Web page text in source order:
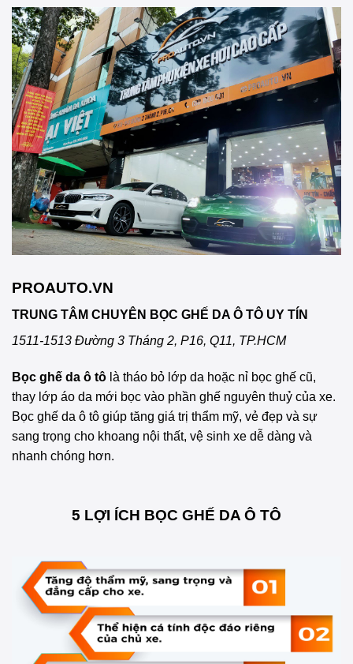
PROAUTO.VN
TRUNG TÂM CHUYÊN BỌC GHẾ DA Ô TÔ UY TÍN
1511-1513 Đường 3 Tháng 2, P16, Q11, TP.HCM
Bọc ghế da ô tô là tháo bỏ lớp da hoặc nỉ bọc ghế cũ,
thay lớp áo da mới bọc vào phần ghế nguyên thuỷ của xe.
Bọc ghế da ô tô giúp tăng giá trị thẩm mỹ, vẻ đẹp và sự
sang trọng cho khoang nội thất, vệ sinh xe dễ dàng và
nhanh chóng hơn.
5 LỢI ÍCH BỌC GHẾ DA Ô TÔ